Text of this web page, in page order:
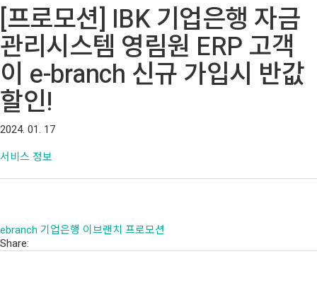
[프로모션] IBK 기업은행 자금
관리시스템 영림원 ERP 고객
이 e-branch 신규 가입시 반값
할인!
2024. 01. 17
서비스 정보
ebranch기업은행 이브랜치 프로모션
Share: